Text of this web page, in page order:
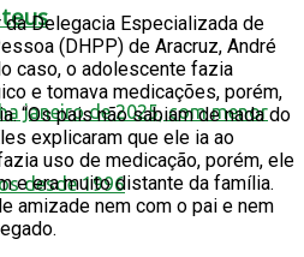
Delegacia Especializada de
(DHPP) de Aracruz, André
caso, o adolescente fazia
e tomava medicações, porém,
“Os pais não sabiam de nada do
explicaram que ele ia ao
uso de medicação, porém, ele
e era muito distante da família.
amizade nem com o pai e nem